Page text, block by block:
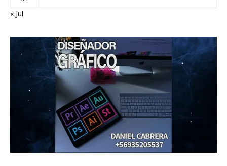
« Jul